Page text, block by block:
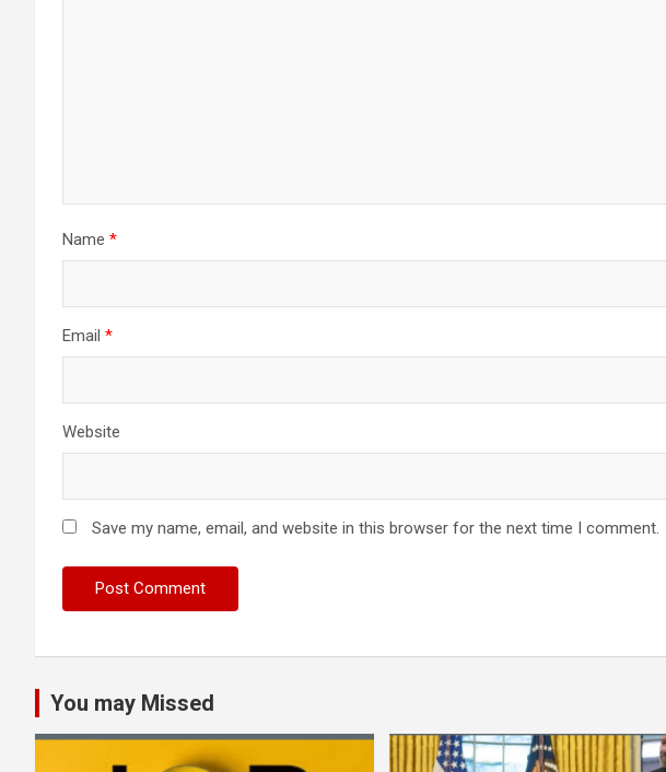
Name *
Email *
Website
Save my name, email, and website in this browser for the next time I comment.
You may Missed